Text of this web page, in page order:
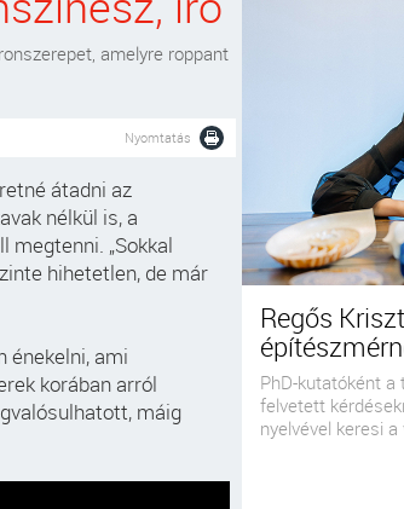
amelyre roppant
Nyomtatás
átadni az
nélkül is, a
megtenni. „Sokkal
hihetetlen, de már
énekelni, ami
korában arról
máig
Regős
PhD-kutatóként
felvetett
nyelvével keresi